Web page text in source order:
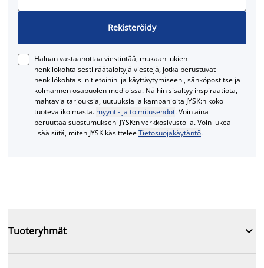
Rekisteröidy
Haluan vastaanottaa viestintää, mukaan lukien
henkilökohtaisesti räätälöityjä viestejä, jotka perustuvat
henkilökohtaisiin tietoihini ja käyttäytymiseeni, sähköpostitse ja
kolmannen osapuolen medioissa. Näihin sisältyy inspiraatiota,
mahtavia tarjouksia, uutuuksia ja kampanjoita JYSK:n koko
tuotevalikoimasta. myynti- ja toimitusehdot. Voin aina
peruuttaa suostumukseni JYSK:n verkkosivustolla. Voin lukea
lisää siitä, miten JYSK käsitteleeTietosuojakäytäntö.
Tuoteryhmät 